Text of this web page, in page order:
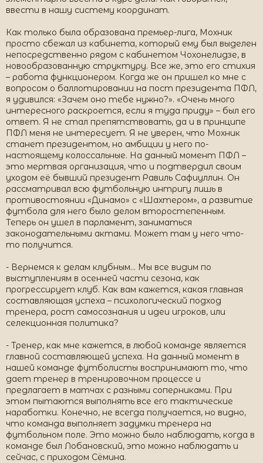
ввести в нашу систему координат.
Как только была образована премьер-лига, Мохник
просто сбежал из кабинета, который ему был выделен
непосредственно рядом с кабинетом Чохонелидзе, в
новообразованную структуру. Все же, это его стихия
– работа функционером. Когда же он пришел ко мне с
вопросом о баллотировании на пост президента ПФЛ,
я удивился: «Зачем оно тебе нужно?». «Очень много
интересного раскроется, если я туда приду» – был его
ответ. Я не стал препятствовать, да и в принципе
ПФЛ меня не интересует. Я не уверен, что Мохник
станет президентом, но амбиции у него по-
настоящему колоссальные. На данный момент ПФЛ –
это мертвая организация, что и подтвердил своим
уходом её бывший президент Равиль Сафиуллин. Он
рассматривал всю футбольную интригу лишь в
противостоянии «Динамо» с «Шахтером», а развитие
футбола для него было делом второстепенным.
Теперь он ушел в парламент, заниматься
законодательными актами. Может там у него что-
то получится.
- Вернемся к делам клубным… Мы все видим по
выступлениям в осенней части сезона, как
прогрессирует клуб. Как вам кажется, какая главная
составляющая успеха – психологический подход
тренера, рост самосознания и идеи игроков, или
селекционная политика?
- Тренер, как мне кажется, в любой команде является
главной составляющей успеха. На данный момент в
нашей команде футболисты воспринимают то, что
дает тренер в тренировочном процессе и
предлагает в матчах с разными соперниками. При
этом пытаются выполнять все его тактические
наработки. Конечно, не всегда получается, но видно,
что команда выполняет задумки тренера на
футбольном поле. Это можно было наблюдать, когда в
команде был Лобановский, это можно наблюдать и
сейчас, с приходом Сёмина.